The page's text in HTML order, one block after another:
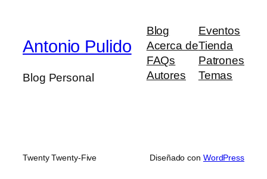
Antonio Pulido
Blog Personal
Blog
Acerca de
FAQs
Autores
Eventos
Tienda
Patrones
Temas
Twenty Twenty-Five Diseñado con WordPress